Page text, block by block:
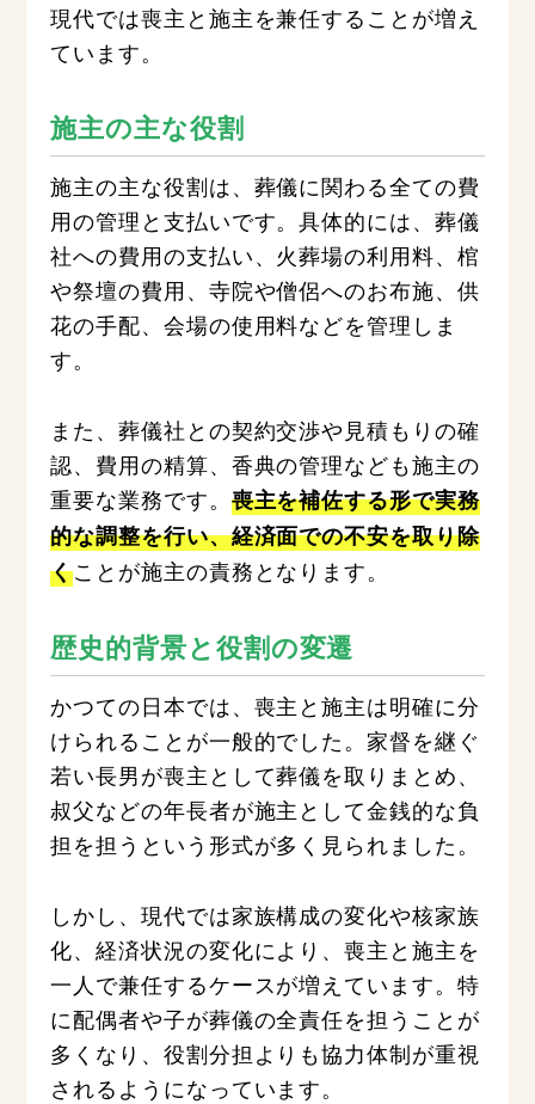
現代では喪主と施主を兼任することが増え
ています。
施主の主な役割
施主の主な役割は、葬儀に関わる全ての費
用の管理と支払いです。具体的には、葬儀
社への費用の支払い、火葬場の利用料、棺
や祭壇の費用、寺院や僧侶へのお布施、供
花の手配、会場の使用料などを管理しま
す。
また、葬儀社との契約交渉や見積もりの確
認、費用の精算、香典の管理なども施主の
重要な業務です。 喪主を補佐する形で実務
的な調整を行い、経済面での不安を取り除
くことが施主の責務となります。
歴史的背景と役割の変遷
かつての日本では、喪主と施主は明確に分
けられることが一般的でした。家督を継ぐ
若い長男が喪主として葬儀を取りまとめ、
叔父などの年長者が施主として金銭的な負
担を担うという形式が多く見られました。
しかし、現代では家族構成の変化や核家族
化、経済状況の変化により、喪主と施主を
一人で兼任するケースが増えています。特
に配偶者や子が葬儀の全責任を担うことが
多くなり、役割分担よりも協力体制が重視
されるようになっています。